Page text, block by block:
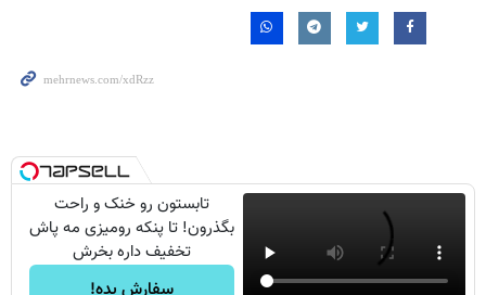
تابستون رو خنک و راحت
بگذرون! تا پنکه رومیزی مه پاش
تخفیف داره بخرش